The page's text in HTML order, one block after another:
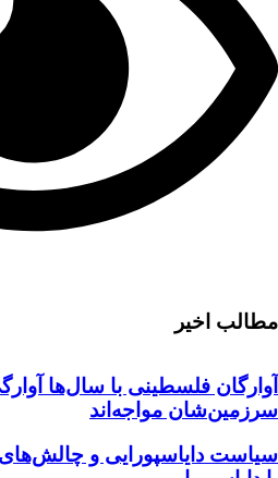
مطالب اخیر
آوارگان فلسطینی با سال‌ها
سرزمين‌شان مواجه‌اند
سیاست دایاسپورایی و